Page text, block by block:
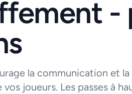
-
la communication et
joueurs. Les passes à